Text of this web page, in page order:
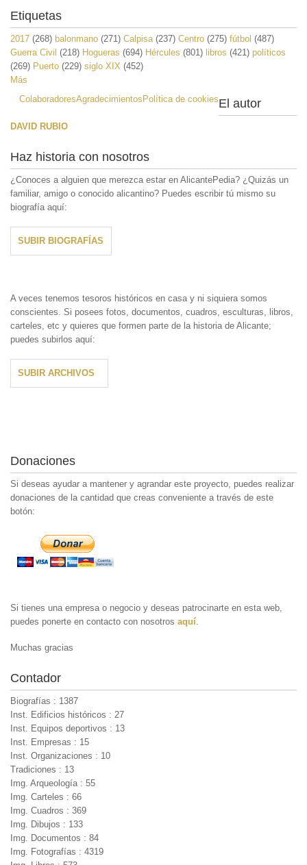
Etiquetas
2017 (268) balonmano (271) Calpisa (237) Centro (275) fútbol (487)
Guerra Civil (218) Hogueras (694) Hércules (801) libros (421) políticos
(269) Puerto (229) siglo XIX (452)
Más
ColaboradoresAgradecimientos Política de cookiesEl autor
DAVID RUBIO
Haz historia con nosotros
¿Conoces a alguien que merezca estar en AlicantePedia? ¿Quizás un
familiar, amigo o conocido alicantino? Puedes escribir tú mismo su
biografía aquí:
SUBIR BIOGRAFÍAS
A veces tenemos tesoros históricos en casa y ni siquiera somos
conscientes. Si posees fotos, documentos, cuadros, esculturas, libros,
carteles, etc y quieres que formen parte de la historia de Alicante;
puedes subirlos aquí:
SUBIR ARCHIVOS
Donaciones
Si deseas ayudar a mantener y agrandar este proyecto, puedes realizar
donaciones de la cantidad que creas conveniente a través de este
botón:
Si tienes una empresa o negocio y deseas patrocinarte en esta web,
puedes ponerte en contacto con nosotros aquí.
Muchas gracias
Contador
Biografías : 1387
Inst. Edificios históricos : 27
Inst. Equipos deportivos : 13
Inst. Empresas : 15
Inst. Organizaciones : 10
Tradiciones : 13
Img. Arqueología : 55
Img. Carteles : 66
Img. Cuadros : 369
Img. Dibujos : 133
Img. Documentos : 84
Img. Fotografías : 4319